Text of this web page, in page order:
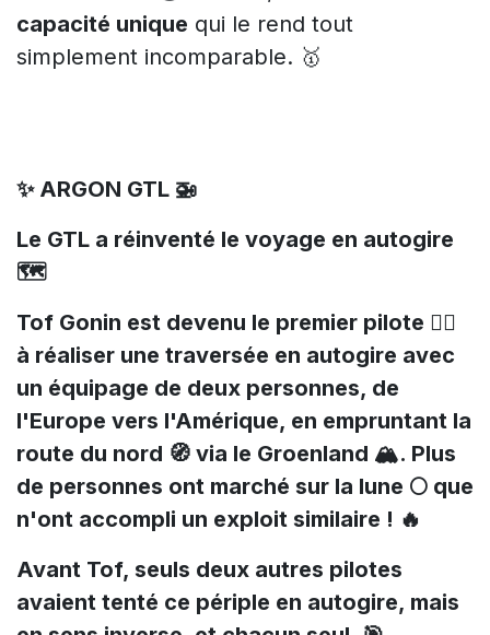
capacité unique qui le rend tout
simplement incomparable. 🥇
✨ ARGON GTL 🚁
Le GTL a réinventé le voyage en autogire
🗺️
Tof Gonin est devenu le premier pilote 👨‍✈️
à réaliser une traversée en autogire avec
un équipage de deux personnes, de
l'Europe vers l'Amérique, en empruntant la
route du nord 🧭 via le Groenland 🏔️. Plus
de personnes ont marché sur la lune 🌕 que
n'ont accompli un exploit similaire ! 🔥
Avant Tof, seuls deux autres pilotes
avaient tenté ce périple en autogire, mais